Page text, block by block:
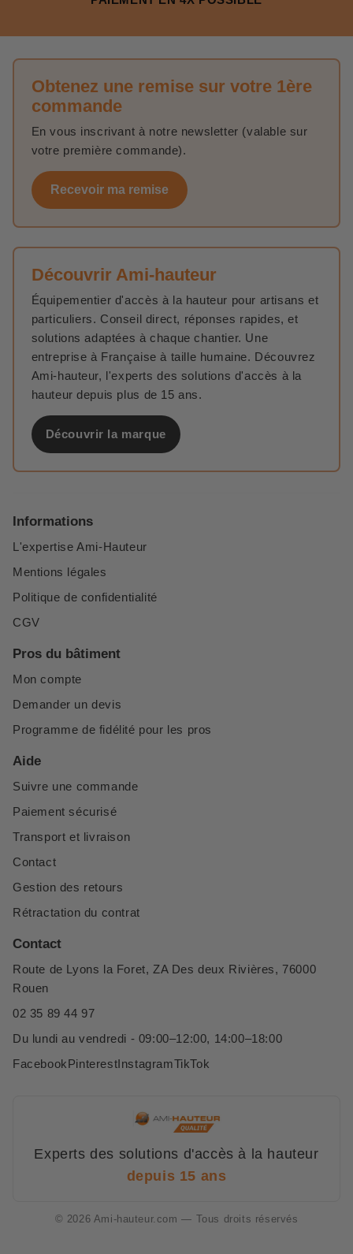
Obtenez une remise sur votre 1ère
commande
En vous inscrivant à notre newsletter (valable sur
votre première commande).
Recevoir ma remise
Découvrir Ami-hauteur
Équipementier d'accès à la hauteur pour artisans et
particuliers. Conseil direct, réponses rapides, et
solutions adaptées à chaque chantier. Une
entreprise à Française à taille humaine. Découvrez
Ami-hauteur, l'experts des solutions d'accès à la
hauteur depuis plus de 15 ans.
Découvrir la marque
Informations
L'expertise Ami-Hauteur
Mentions légales
Politique de confidentialité
CGV
Pros du bâtiment
Mon compte
Demander un devis
Programme de fidélité pour les pros
Aide
Suivre une commande
Paiement sécurisé
Transport et livraison
Contact
Gestion des retours
Rétractation du contrat
Contact
Route de Lyons la Foret, ZA Des deux Rivières, 76000
Rouen
02 35 89 44 97
Du lundi au vendredi - 09:00–12:00, 14:00–18:00
FacebookPinterestInstagramTikTok
Experts des solutions d'accès à la hauteur
depuis 15 ans
© 2026 Ami-hauteur.com — Tous droits réservés